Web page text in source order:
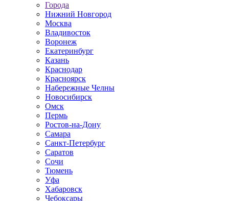
Города
Нижний Новгород
Москва
Владивосток
Воронеж
Екатеринбург
Казань
Краснодар
Красноярск
Набережные Челны
Новосибирск
Омск
Пермь
Ростов-на-Дону
Самара
Санкт-Петербург
Саратов
Сочи
Тюмень
Уфа
Хабаровск
Чебоксары